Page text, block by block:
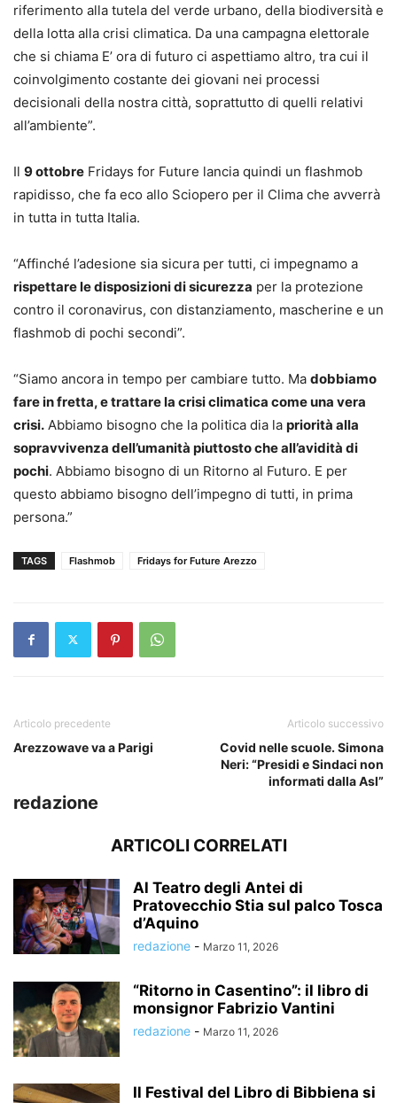
riferimento alla tutela del verde urbano, della biodiversità e
della lotta alla crisi climatica. Da una campagna elettorale
che si chiama E’ ora di futuro ci aspettiamo altro, tra cui il
coinvolgimento costante dei giovani nei processi
decisionali della nostra città, soprattutto di quelli relativi
all’ambiente”.
Il 9 ottobre Fridays for Future lancia quindi un flashmob
rapidisso, che fa eco allo Sciopero per il Clima che avverrà
in tutta in tutta Italia.
“Affinché l’adesione sia sicura per tutti, ci impegnamo a
rispettare le disposizioni di sicurezza per la protezione
contro il coronavirus, con distanziamento, mascherine e un
flashmob di pochi secondi”.
“Siamo ancora in tempo per cambiare tutto. Ma dobbiamo
fare in fretta, e trattare la crisi climatica come una vera
crisi. Abbiamo bisogno che la politica dia la priorità alla
sopravvivenza dell’umanità piuttosto che all’avidità di
pochi. Abbiamo bisogno di un Ritorno al Futuro. E per
questo abbiamo bisogno dell’impegno di tutti, in prima
persona.”
TAGS Flashmob Fridays for Future Arezzo
Articolo precedente
Arezzowave va a Parigi
Articolo successivo
Covid nelle scuole. Simona
Neri: “Presidi e Sindaci non
informati dalla Asl”
redazione
ARTICOLI CORRELATI
Al Teatro degli Antei di
Pratovecchio Stia sul palco Tosca
d’Aquino
redazione - Marzo 11, 2026
“Ritorno in Casentino”: il libro di
monsignor Fabrizio Vantini
redazione - Marzo 11, 2026
Il Festival del Libro di Bibbiena si